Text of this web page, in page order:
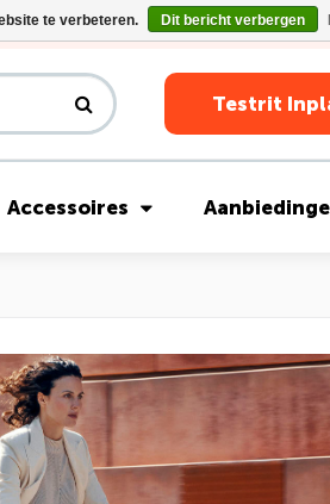
voorraad leverbaar!
Testrit
Accessoires
te verbeteren. Dit bericht verbergen